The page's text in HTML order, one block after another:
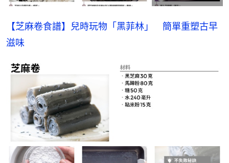
【芝麻卷食譜】兒時玩物「黑菲林」　簡單重塑古早
滋味